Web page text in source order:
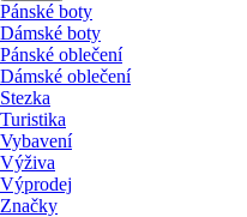
Pánské boty
Dámské boty
Pánské oblečení
Dámské oblečení
Stezka
Turistika
Vybavení
Výživa
Výprodej
Značky